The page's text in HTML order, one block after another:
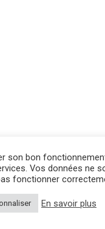
son bon
Vos données ne
fonctionner
En savoir plus